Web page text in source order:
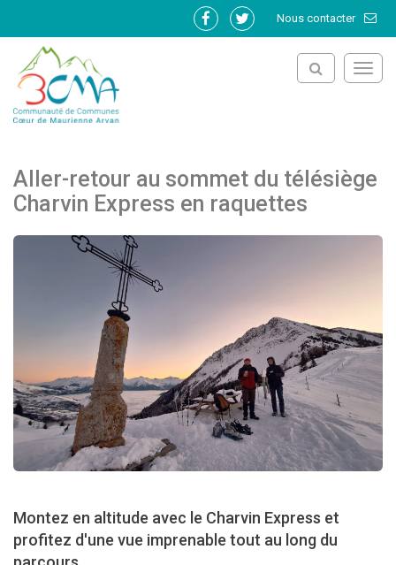
Nous contacter
Lien
Lien
Aller-retour au sommet du télésiège
Charvin Express en raquettes
Montez en altitude avec le Charvin Express et
profitez d'une vue imprenable tout au long du